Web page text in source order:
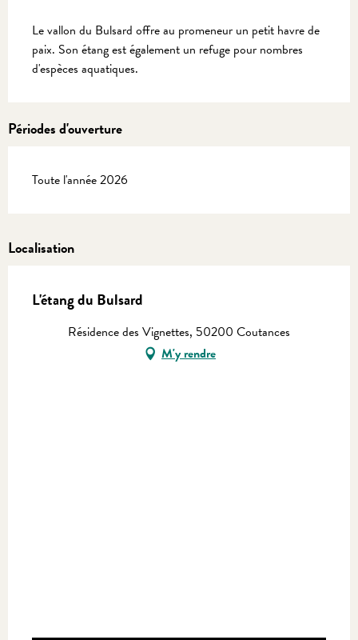
Le vallon du Bulsard offre au promeneur un petit havre de
paix. Son étang est également un refuge pour nombres
d'espèces aquatiques.
Périodes d'ouverture
Toute l'année 2026
Localisation
L'étang du Bulsard
Résidence des Vignettes, 50200 Coutances
M'y rendre